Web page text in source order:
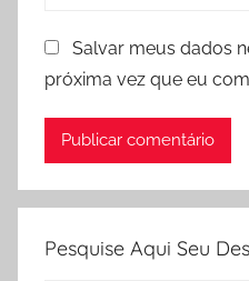
Salvar meus dados
próxima vez que eu
Pesquise Aqui Seu